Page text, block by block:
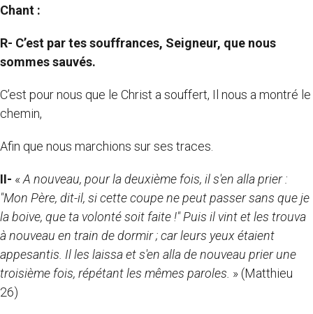
Chant :
R- C’est par tes souffrances, Seigneur, que nous
sommes sauvés.
C’est pour nous que le Christ a souffert, Il nous a montré le
chemin,
Afin que nous marchions sur ses traces.
II- « A nouveau, pour la deuxième fois, il s'en alla prier :
"Mon Père, dit-il, si cette coupe ne peut passer sans que je
la boive, que ta volonté soit faite !" Puis il vint et les trouva
à nouveau en train de dormir ; car leurs yeux étaient
appesantis. Il les laissa et s'en alla de nouveau prier une
troisième fois, répétant les mêmes paroles. » (Matthieu
26)